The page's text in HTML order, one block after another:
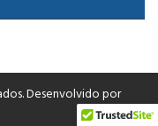
Desenvolvido por